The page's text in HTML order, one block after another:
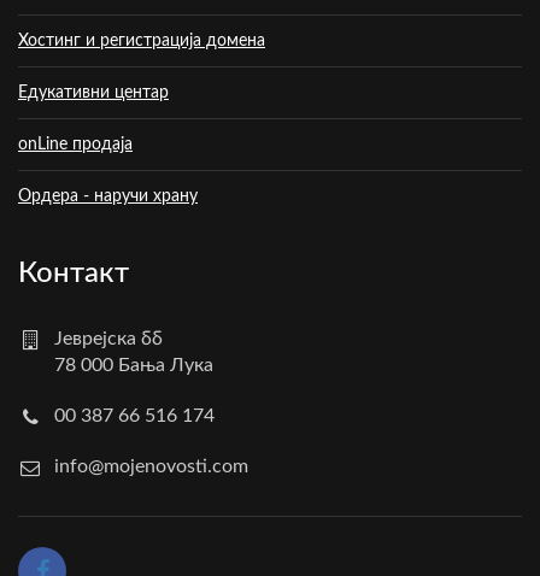
Хостинг и регистрација домена
Едукативни центар
onLine продаја
Ордера - наручи храну
Контакт
Јеврејска бб
78 000 Бања Лука
00 387 66 516 174
info@mojenovosti.com